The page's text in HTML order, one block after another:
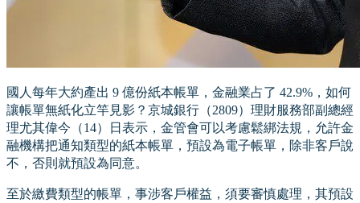
國人每年大約產出 9 億份紙本帳單，金融業占了 42.9%，如何
讓帳單無紙化立竿見影？京城銀行（2809）理財服務部副總經
理尤其偉今（14）日表示，金管會可以考慮鬆綁法規，允許金
融機構把通知類型的紙本帳單，預設為電子帳單，除非客戶說
不，否則就預設為同意。
至於繳費類型的帳單，事涉客戶權益，須要審慎處理，其預設